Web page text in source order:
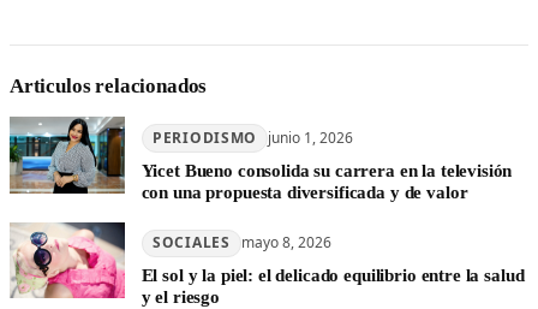
Articulos relacionados
PERIODISMO junio 1, 2026
Yicet Bueno consolida su carrera en la televisión
con una propuesta diversificada y de valor
SOCIALES mayo 8, 2026
El sol y la piel: el delicado equilibrio entre la salud
y el riesgo